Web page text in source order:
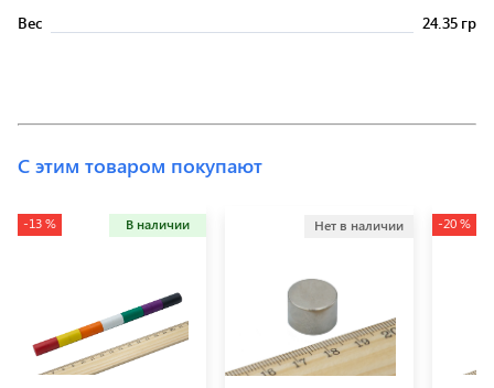
Вес
24.35 гр
С этим товаром покупают
-13 % В наличии Нет в наличии -20 %